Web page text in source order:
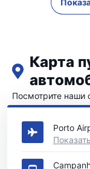
Карта
Посмотрите наши
в Порту
Porto